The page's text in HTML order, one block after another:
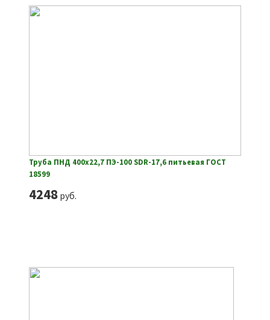
Труба ПНД 400х22,7 ПЭ-100 SDR-17,6 питьевая ГОСТ
18599
4248руб.